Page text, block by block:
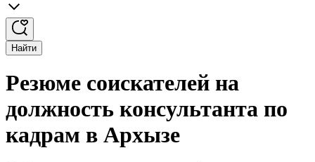
Найти
Резюме соискателей на
должность консультанта по
кадрам в Архызе